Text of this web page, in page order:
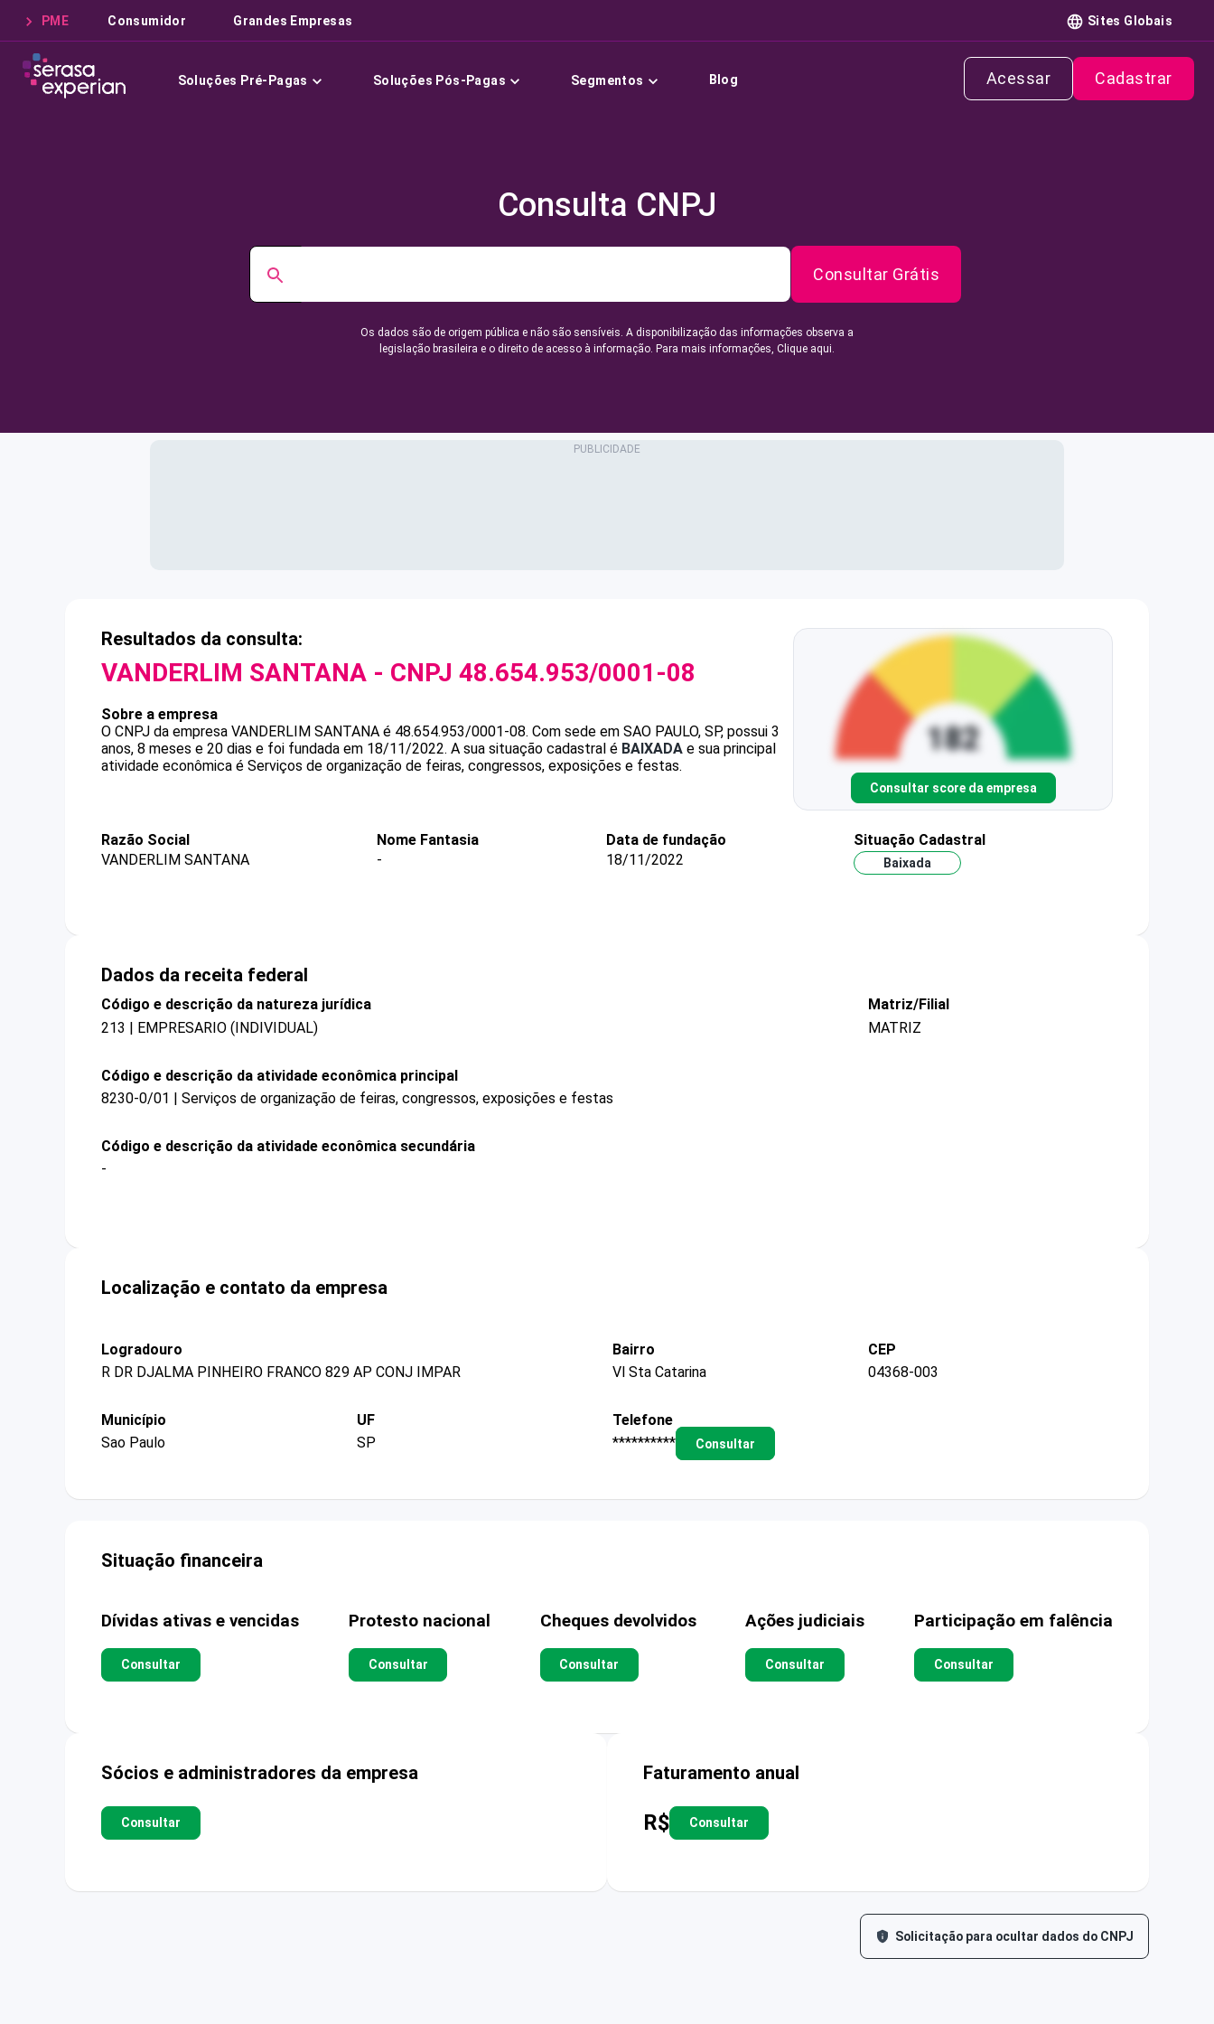
PME Consumidor Grandes Empresas Sites Globais
Soluções Pré-Pagas Soluções Pós-Pagas Segmentos Blog Acessar Cadastrar
Consulta CNPJ
Consultar Grátis
Os dados são de origem pública e não são sensíveis. A disponibilização das informações observa a
legislação brasileira e o direito de acesso à informação. Para mais informações, Clique aqui.
Resultados da consulta:
VANDERLIM SANTANA - CNPJ 48.654.953/0001-08
Sobre a empresa
O CNPJ da empresa VANDERLIM SANTANA é 48.654.953/0001-08. Com sede em SAO PAULO, SP, possui 3
anos, 8 meses e 20 dias e foi fundada em 18/11/2022. A sua situação cadastral é BAIXADA e sua principal
atividade econômica é Serviços de organização de feiras, congressos, exposições e festas.
Consultar score da empresa
Razão Social
VANDERLIM SANTANA
Nome Fantasia
-
Data de fundação
18/11/2022
Situação Cadastral
Baixada
Dados da receita federal
Código e descrição da natureza jurídica
213 | EMPRESARIO (INDIVIDUAL)
Matriz/Filial
MATRIZ
Código e descrição da atividade econômica principal
8230-0/01 | Serviços de organização de feiras, congressos, exposições e festas
Código e descrição da atividade econômica secundária
-
Localização e contato da empresa
Logradouro
R DR DJALMA PINHEIRO FRANCO 829 AP CONJ IMPAR
Bairro
Vl Sta Catarina
CEP
04368-003
Município
Sao Paulo
UF
SP
Telefone
**********
Consultar
Situação financeira
Dívidas ativas e vencidas
Consultar
Protesto nacional
Consultar
Cheques devolvidos
Consultar
Ações judiciais
Consultar
Participação em falência
Consultar
Sócios e administradores da empresa
Consultar
Faturamento anual
R$ Consultar
Solicitação para ocultar dados do CNPJ